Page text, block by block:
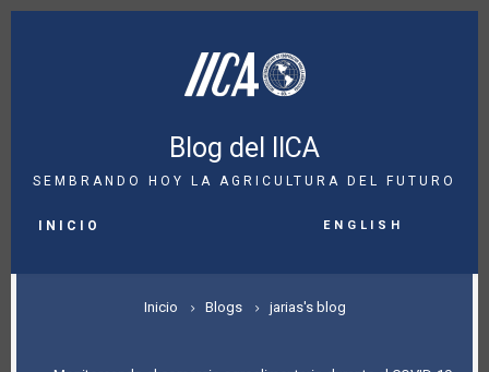
Pasar
Blog del IICA
SEMBRANDO HOY LA AGRICULTURA DEL FUTURO
NAVIGATION
INICIO English
SOBRESCRIBIR
Inicio Blogs jarias's blog